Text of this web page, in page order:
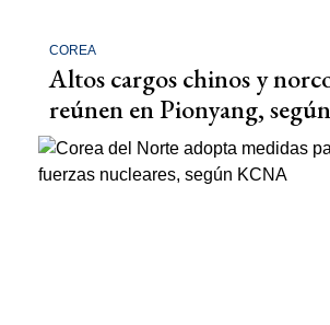
COREA
Altos cargos chinos y
reúnen en Pionyang,